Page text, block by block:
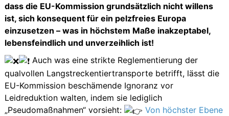
dass die EU-Kommission grundsätzlich nicht willens
ist, sich konsequent für ein pelzfreies Europa
einzusetzen – was in höchstem Maße inakzeptabel,
lebensfeindlich und unverzeihlich ist!
Auch was eine strikte Reglementierung der
qualvollen Langstreckentiertransporte betrifft, lässt die
EU-Kommission beschämende Ignoranz vor
Leidreduktion walten, indem sie lediglich
„Pseudomaßnahmen“ vorsieht:
Von höchster Ebene